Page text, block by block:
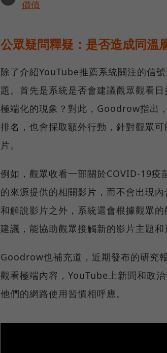
價值
公眾疑問釋疑：是否造成同溫
除了介紹YouTube推薦系統關注的信
題。首先是系統是否會建議觀眾觀看
極端化的現象？對此，Goodrow指出
排名，也會採取額外行動，針對觀眾
片。
例如，觀眾收看一部關於COVID-19疫
的來源提供的相關影片，而不會出現
和解說影片之外，系統還會根據觀眾
建議，能協助觀眾接觸新的影片主題
Goodrow也補充道，近期發布的研究
觀看極端內容，YouTube上新聞和政
他們的網路使用習慣相呼應。